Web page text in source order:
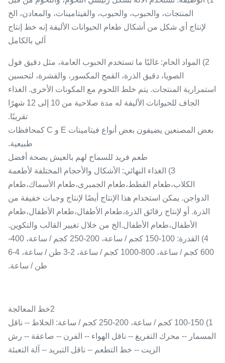
المنتجات، والحبوب، والحبوب، والفيتامينات، والمعادن، الخ
لإنتاج أي شكل من أشكال طعام الحيوانات الأليفة إنه خط إنتاج
آلي بالكامل
2) المواد الخام: غالبًا ما تستخدم الحبوب العامة، مثل دقيق فول
الصويا، دقيق الذرة، القمح المكسور، والقشرة، لتحسين
استمرارية المنتجات. يتم خلط اللحوم مع المكونات الأخرى. الغذاء
الجاف للحيوانات الأليفة له مدة صلاحية من 10 إلى 12 شهرًا
تقريبًا.
بعض المصنعين يضيفون بعض أنواع فيتامينات E و C كمحافظات
طبيعية.
طعم فريد للسماح لهم بالعيش بصحة أفضل
3) الغذاء النهائي: الأشكال والأحجام المختلفة لأطعمة
الكلاب،طعام القطط،طعام الجمبرى،طعام الأسماك،طعام
الدواجن. يمكن استخدام هذا الإنتاج أيضًا لإنتاج وجبات خفيفة من
الذرة. أو لإنتاج رقائق الذرة،طعام الأطفال،طعام الأطفال،طعام
الأطفال،طعام الأطفال.الخ من خلال تغيير القالب والتكوين.
4) القدرة: 100-150 كجم / ساعة، 200-250 كجم / ساعة، 400-
600 كجم / ساعة، 800-1000 كجم / ساعة، 2-3 طن / ساعة، 4-6
طن / ساعة.
2خط المعالجة
1) 100-150 كجم / ساعة، 200-250 كجم / ساعة: الخلاط -- ناقل
المسمار -- محرك التفريغ -- ناقل الهواء -- الفرن -- صاعقة -- رش
الزيت -- خط التطعم -- ناقل التبريد -- آلة التعبئة